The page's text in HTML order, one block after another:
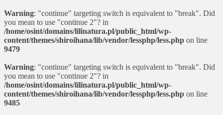
Warning: "continue" targeting switch is equivalent to "break". Did
you mean to use "continue 2"? in
/home/osint/domains/lilinatura.pl/public_html/wp-
content/themes/shiroihana/lib/vendor/lessphp/less.php on line
9479
Warning: "continue" targeting switch is equivalent to "break". Did
you mean to use "continue 2"? in
/home/osint/domains/lilinatura.pl/public_html/wp-
content/themes/shiroihana/lib/vendor/lessphp/less.php on line
9485